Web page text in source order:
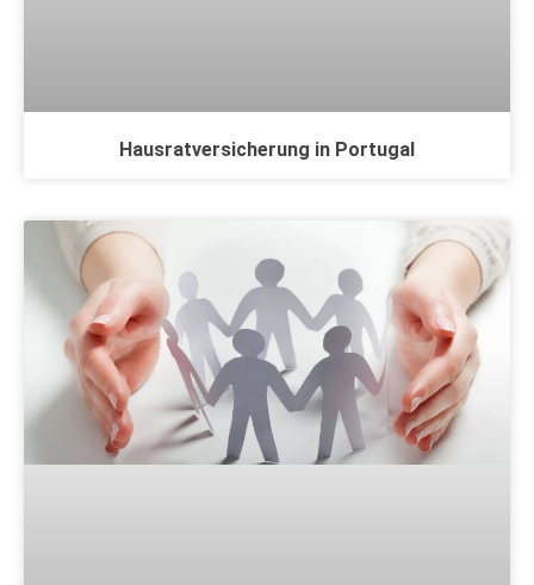
Hausratversicherung in Portugal